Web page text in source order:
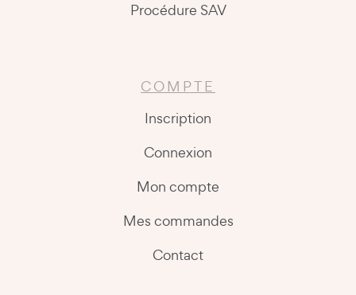
Procédure SAV
COMPTE
Inscription
Connexion
Mon compte
Mes commandes
Contact